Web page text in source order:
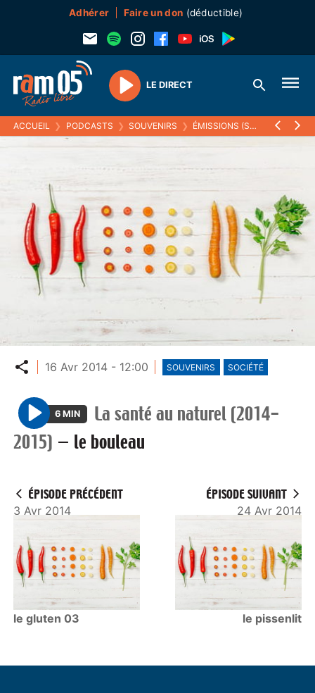
Adhérer Faire un don (déductible)
Play
LE DIRECT
ACCUEIL ❯ PODCASTS ❯ SOUVENIRS ❯ ÉMISSIONS (SOUVENIRS) ❯
Partager
16 Avr 2014 - 12:00 SOUVENIRS SOCIÉTÉ
P
l
6 MIN
La santé au naturel (2014-
2015) — le bouleau
ÉPISODE PRÉCÉDENT
3 Avr 2014
le gluten 03
ÉPISODE SUIVANT
24 Avr 2014
le pissenlit